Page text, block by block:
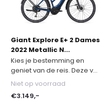
Giant Explore E+ 2 Dames
2022 Metallic N...
Kies je bestemming en
geniet van de reis. Deze v...
Niet op voorraad
€3.149,-